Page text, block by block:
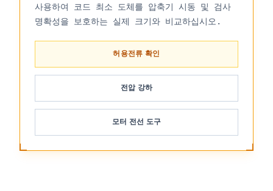
사용하여 코드 최소 도체를 압축기 시동 및 검사
명확성을 보호하는 실제 크기와 비교하십시오.
허용전류 확인
전압 강하
모터 전선 도구